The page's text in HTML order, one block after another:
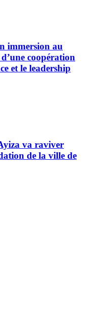
immersion au
coopération
et le leadership
va raviver
de la ville de